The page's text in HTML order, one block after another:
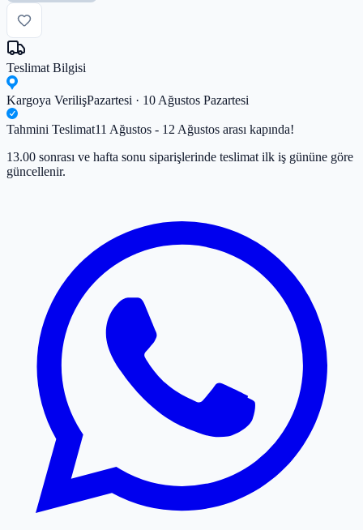
Teslimat Bilgisi
Kargoya VerilişPazartesi · 10 Ağustos Pazartesi
Tahmini Teslimat11 Ağustos - 12 Ağustos arası kapında!
13.00 sonrası ve hafta sonu siparişlerinde teslimat ilk iş gününe göre
güncellenir.